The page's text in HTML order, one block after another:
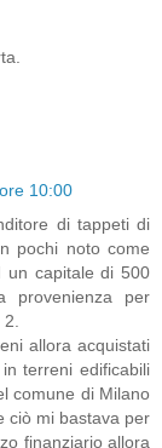
10:00
di tappeti di
pochi noto come
un capitale di 500
provenienza per
2.
allora acquistati
terreni edificabili
comune di Milano
ciò mi bastava per
finanziario allora